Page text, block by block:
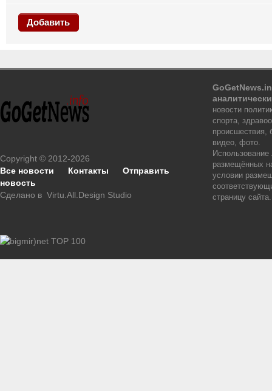
Добавить
Copyright © 2012-2026
Все новости
Контакты
Отправить
новость
Сделано в Virtu.All.Design Studio
новости
спорта,
происшествия,
видео, фото.
размещённых
условии
страницу сайта.